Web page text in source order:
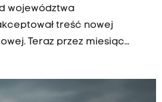
województwa
treść nowej
Teraz przez miesiąc
To oznacza, że przepisy